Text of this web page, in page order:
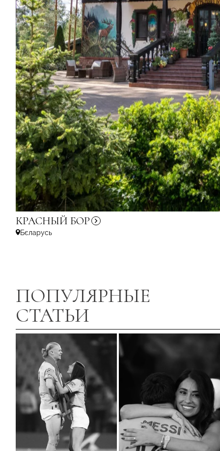
КРАСНЫЙ БОР
Бєларусь
ПОПУЛЯРНЫЕ
СТАТЬИ